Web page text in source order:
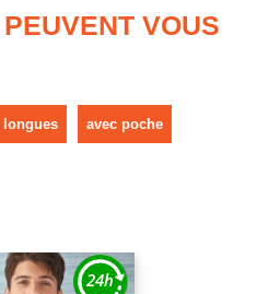
VOUS
longues avec poche